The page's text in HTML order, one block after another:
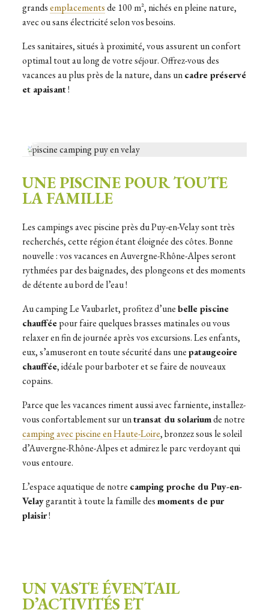
grandsemplacementsde 100 m², nichés en pleine nature,
avec ou sans électricité selon vos besoins.
Les sanitaires, situés à proximité, vous assurent un confort
optimal tout au long de votre séjour. Offrez-vous des
vacances au plus près de la nature, dans uncadre préservé
et apaisant!
UNE PISCINE POUR TOUTE
LA FAMILLE
Les campings avec piscine près du Puy-en-Velay sont très
recherchés, cette région étant éloignée des côtes. Bonne
nouvelle : vos vacances en Auvergne-Rhône-Alpes seront
rythmées par des baignades, des plongeons et des moments
de détente au bord de l’eau !
Au camping Le Vaubarlet, profitez d’unebelle piscine
chaufféepour faire quelques brasses matinales ou vous
relaxer en fin de journée après vos excursions. Les enfants,
eux, s’amuseront en toute sécurité dans unepataugeoire
chauffée, idéale pour barboter et se faire de nouveaux
copains.
Parce que les vacances riment aussi avec farniente, installez-
vous confortablement sur untransat du solariumde notre
camping avec piscine en Haute-Loire, bronzez sous le soleil
d’Auvergne-Rhône-Alpes et admirez le parc verdoyant qui
vous entoure.
L’espace aquatique de notre camping proche du Puy-en-
Velaygarantit à toute la famille desmoments de pur
plaisir!
UN VASTE ÉVENTAIL
D’ACTIVITÉS ET